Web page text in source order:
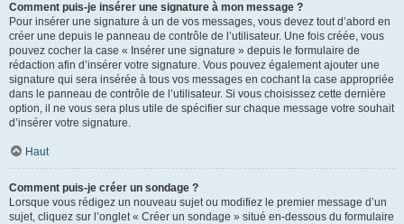
Comment puis-je insérer une signature à mon message ?
Pour insérer une signature à un de vos messages, vous devez tout d’abord en
créer une depuis le panneau de contrôle de l’utilisateur. Une fois créée, vous
pouvez cocher la case « Insérer une signature » depuis le formulaire de
rédaction afin d’insérer votre signature. Vous pouvez également ajouter une
signature qui sera insérée à tous vos messages en cochant la case appropriée
dans le panneau de contrôle de l’utilisateur. Si vous choisissez cette dernière
option, il ne vous sera plus utile de spécifier sur chaque message votre souhait
d’insérer votre signature.
Haut
Comment puis-je créer un sondage ?
Lorsque vous rédigez un nouveau sujet ou modifiez le premier message d’un
sujet, cliquez sur l’onglet « Créer un sondage » situé en-dessous du formulaire